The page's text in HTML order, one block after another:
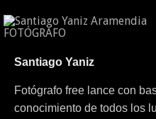
Santiago Yaniz
Fotógrafo free lance con
conocimiento de todos los